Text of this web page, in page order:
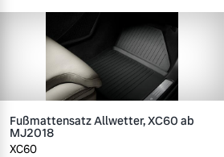
Fußmattensatz Allwetter, XC60 ab
MJ2018
XC60